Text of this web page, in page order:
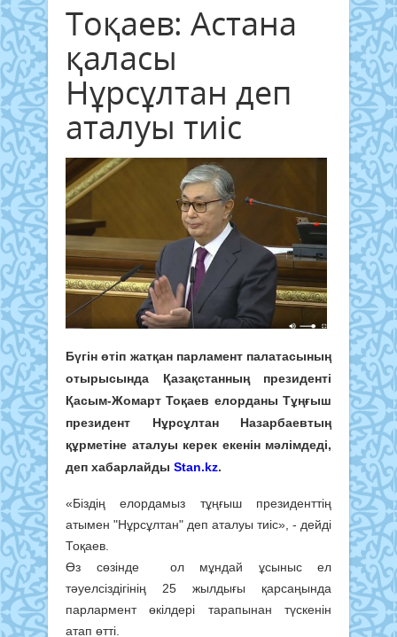
Тоқаев: Астана
қаласы
Нұрсұлтан деп
аталуы тиіс
Бүгін өтіп жатқан парламент палатасының
отырысында Қазақстанның президенті
Қасым-Жомарт Тоқаев елорданы Тұңғыш
президент Нұрсұлтан Назарбаевтың
құрметіне аталуы керек екенін мәлімдеді,
деп хабарлайды Stan.kz.
«Біздің елордамыз тұңғыш президенттің
атымен "Нұрсұлтан" деп аталуы тиіс», - дейді
Тоқаев.
Өз сөзінде ол мұндай ұсыныс ел
тәуелсіздігінің 25 жылдығы қарсаңында
парлармент өкілдері тарапынан түскенін
атап өтті.